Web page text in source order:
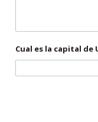
Cual es la capital de